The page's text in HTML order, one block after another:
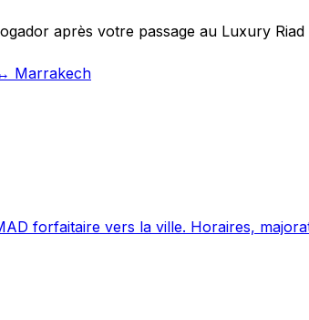
après votre passage au Luxury
Marrakech
forfaitaire vers la ville. Horaires,